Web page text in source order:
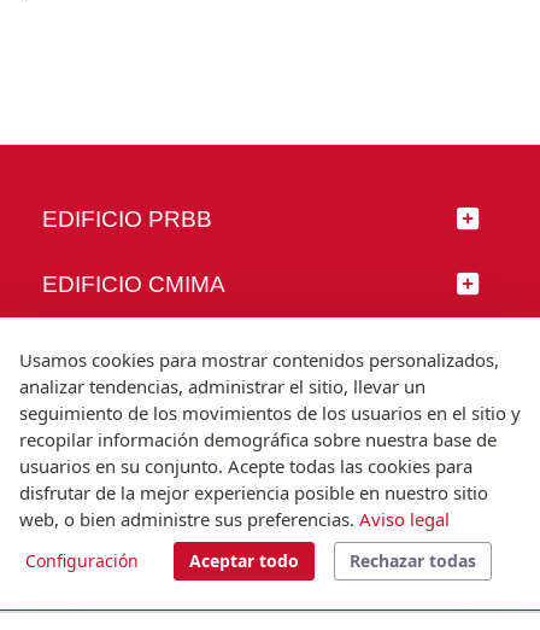
EDIFICIO PRBB
EDIFICIO CMIMA
SÍGUENOS
© Universitat Pompeu Fabra
Barcelona
T.(+34) 93 542 20 00
Usamos cookies para mostrar contenidos personalizados,
analizar tendencias, administrar el sitio, llevar un
seguimiento de los movimientos de los usuarios en el sitio y
recopilar información demográfica sobre nuestra base de
usuarios en su conjunto. Acepte todas las cookies para
disfrutar de la mejor experiencia posible en nuestro sitio
web, o bien administre sus preferencias. Aviso legal
Configuración Aceptar todo Rechazar todas